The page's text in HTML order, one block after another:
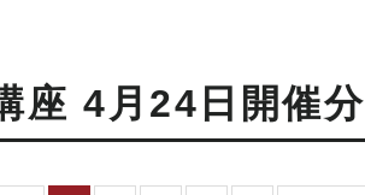
座 4月24日開催分